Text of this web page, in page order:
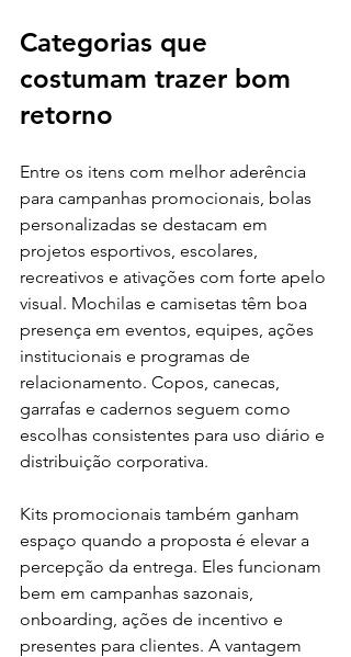
Categorias que
costumam trazer bom
retorno
Entre os itens com melhor aderência
para campanhas promocionais, bolas
personalizadas se destacam em
projetos esportivos, escolares,
recreativos e ativações com forte apelo
visual. Mochilas e camisetas têm boa
presença em eventos, equipes, ações
institucionais e programas de
relacionamento. Copos, canecas,
garrafas e cadernos seguem como
escolhas consistentes para uso diário e
distribuição corporativa.
Kits promocionais também ganham
espaço quando a proposta é elevar a
percepção da entrega. Eles funcionam
bem em campanhas sazonais,
onboarding, ações de incentivo e
presentes para clientes. A vantagem